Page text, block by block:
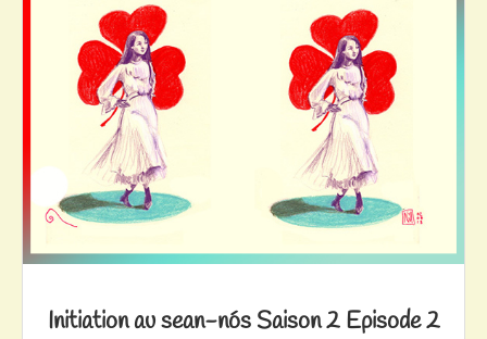
Initiation au sean-nós Saison 2 Episode 2